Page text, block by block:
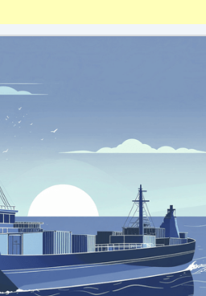
(CBAM)
Anpassung der
(Carbon Border Adjustment
ein EU-Instrument, das die
in Länder außerhalb der EU
Leakage bedeutet, dass
EU tätig sind, ihre
in Länder verlagern,
ist als die der EU, oder dass
Produkte durch importierte
Kohlenstoff-Fußabdruck